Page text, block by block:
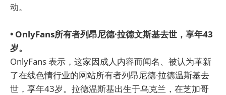
动。
• OnlyFans所有者列昂尼德·拉德文斯基去世，享年43
岁。
OnlyFans 表示，这家因成人内容而闻名、被认为革新
了在线色情行业的网站所有者列昂尼德·拉德温斯基去
世，享年43岁。拉德温斯基出生于乌克兰，在芝加哥